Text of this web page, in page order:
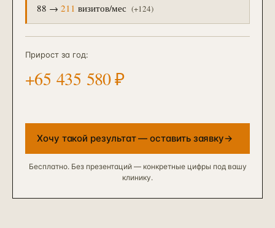
88 → 211 визитов/мес (+124)
Прирост за год:
+65 435 580₽
Хочу такой результат — оставить заявку→
Бесплатно. Без презентаций — конкретные цифры под вашу
клинику.